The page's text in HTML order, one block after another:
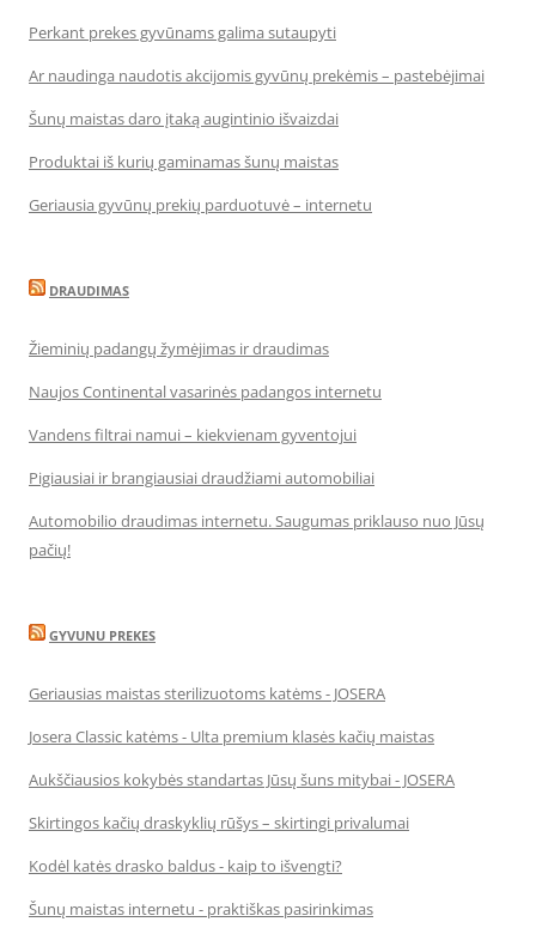
Perkant prekes gyvūnams galima sutaupyti
Ar naudinga naudotis akcijomis gyvūnų prekėmis – pastebėjimai
Šunų maistas daro įtaką augintinio išvaizdai
Produktai iš kurių gaminamas šunų maistas
Geriausia gyvūnų prekių parduotuvė – internetu
DRAUDIMAS
Žieminių padangų žymėjimas ir draudimas
Naujos Continental vasarinės padangos internetu
Vandens filtrai namui – kiekvienam gyventojui
Pigiausiai ir brangiausiai draudžiami automobiliai
Automobilio draudimas internetu. Saugumas priklauso nuo Jūsų
pačių!
GYVUNU PREKES
Geriausias maistas sterilizuotoms katėms - JOSERA
Josera Classic katėms - Ulta premium klasės kačių maistas
Aukščiausios kokybės standartas Jūsų šuns mitybai - JOSERA
Skirtingos kačių draskyklių rūšys – skirtingi privalumai
Kodėl katės drasko baldus - kaip to išvengti?
Šunų maistas internetu - praktiškas pasirinkimas